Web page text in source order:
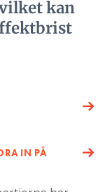
IN PÅ
har
misslyckat.